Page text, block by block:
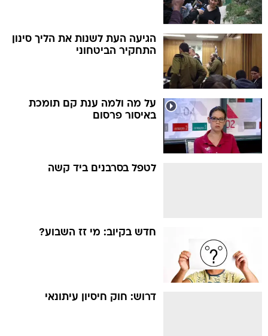
הגיעה העת לשנות את הליך סינון
התחקיר הביטחוני
על מה ולמה ענת קם תומכת
באיסור פרסום
לטפל בסרבנים ביד קשה
חדש בקיוב: מי זז השבוע?
דרוש: חוק חיסיון עיתונאי